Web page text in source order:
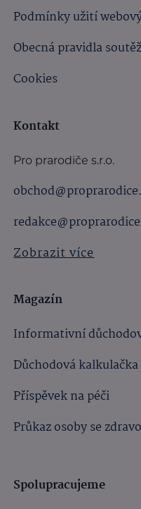
Podmínky užití
Obecná pravidla
Cookies
Kontakt
Pro prarodiče s.r.o.
Zobrazit více
Magazín
Informativní
Důchodová kalkulačka
Příspěvek na péči
Průkaz osoby se
Spolupracujeme